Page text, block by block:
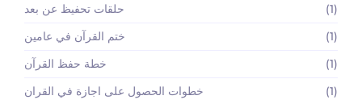
حلقات تحفيظ عن بعد
(1)
ختم القرآن في عامين
(1)
خطة حفظ القرآن
(1)
خطوات الحصول على اجازة في القران
(1)